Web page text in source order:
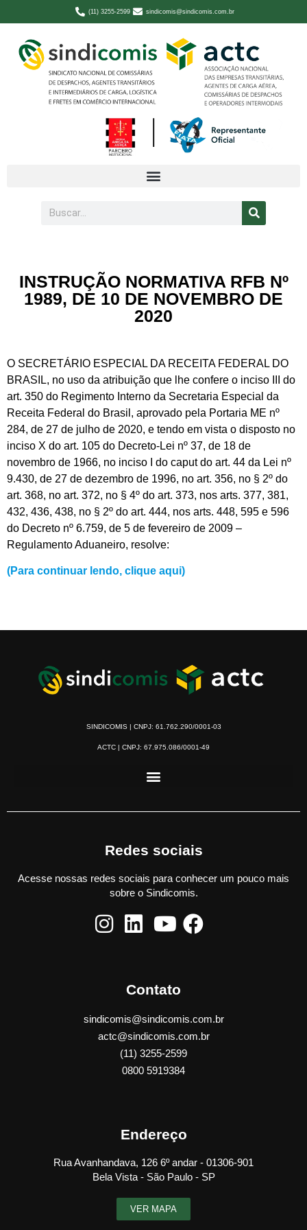
(11) 3255-2599 sindicomis@sindicomis.com.br
INSTRUÇÃO NORMATIVA RFB Nº
1989, DE 10 DE NOVEMBRO DE
2020
O SECRETÁRIO ESPECIAL DA RECEITA FEDERAL DO
BRASIL, no uso da atribuição que lhe confere o inciso III do
art. 350 do Regimento Interno da Secretaria Especial da
Receita Federal do Brasil, aprovado pela Portaria ME nº
284, de 27 de julho de 2020, e tendo em vista o disposto no
inciso X do art. 105 do Decreto-Lei nº 37, de 18 de
novembro de 1966, no inciso I do caput do art. 44 da Lei nº
9.430, de 27 de dezembro de 1996, no art. 356, no § 2º do
art. 368, no art. 372, no § 4º do art. 373, nos arts. 377, 381,
432, 436, 438, no § 2º do art. 444, nos arts. 448, 595 e 596
do Decreto nº 6.759, de 5 de fevereiro de 2009 –
Regulamento Aduaneiro, resolve:
(Para continuar lendo, clique aqui)
SINDICOMIS | CNPJ: 61.762.290/0001-03
ACTC | CNPJ: 67.975.086/0001-49
Redes sociais
Acesse nossas redes sociais para conhecer um pouco mais
sobre o Sindicomis.
Contato
sindicomis@sindicomis.com.br
actc@sindicomis.com.br
(11) 3255-2599
0800 5919384
Endereço
Rua Avanhandava, 126 6º andar - 01306-901
Bela Vista - São Paulo - SP
VER MAPA